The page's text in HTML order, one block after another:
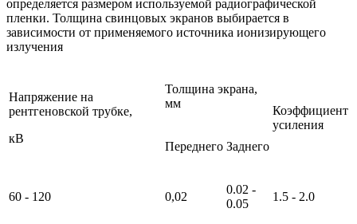
определяется размером используемой радиографической
пленки. Толщина свинцовых экранов выбирается в
зависимости от применяемого источника ионизирующего
излучения
Напряжение на
рентгеновской трубке,
кВ
Толщина экрана,
мм
Коэффициент
усиления
Переднего Заднего
60 - 120 0,02
0.02 -
0.05
1.5 - 2.0